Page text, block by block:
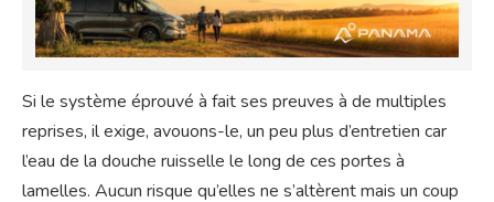
Si le système éprouvé à fait ses preuves à de multiples
reprises, il exige, avouons-le, un peu plus d’entretien car
l’eau de la douche ruisselle le long de ces portes à
lamelles. Aucun risque qu’elles ne s’altèrent mais un coup